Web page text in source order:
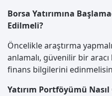
Borsa Yatırımına
Edilmeli?
Öncelikle araştırma
anlamalı, güvenilir bir
finans bilgilerini
Yatırım Portföyümü